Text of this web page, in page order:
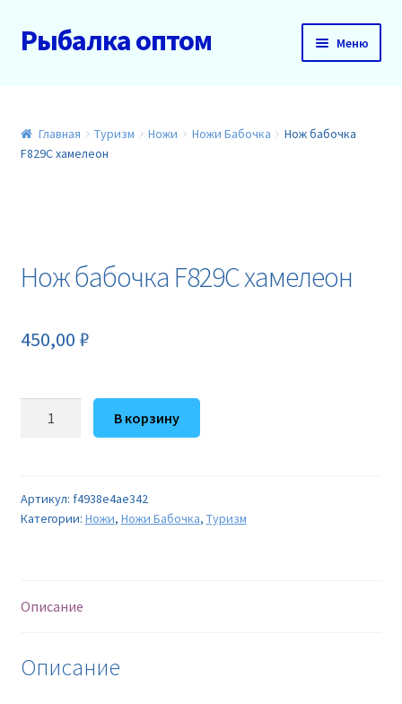
Перейти
к
Перейти
к
Рыбалка оптом Меню
О нас
Новинки
Главная Туризм Ножи Ножи Бабочка
Нож бабочка
F829С хамелеон
Нож бабочка F829С хамелеон
450,00 ₽
Количество
F829С
хамелеон
В корзину
Артикул: f4938e4ae342
Категории: Ножи, Ножи Бабочка, Туризм
Описание
Описание